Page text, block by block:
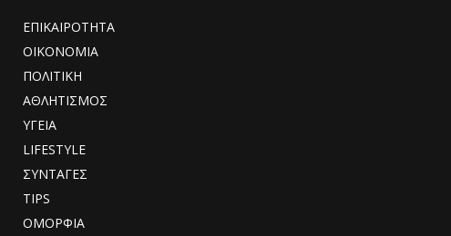
ΕΠΙΚΑΙΡΟΤΗΤΑ
ΟΙΚΟΝΟΜΙΑ
ΠΟΛΙΤΙΚΗ
ΑΘΛΗΤΙΣΜΟΣ
ΥΓΕΙΑ
LIFESTYLE
ΣΥΝΤΑΓΕΣ
TIPS
ΟΜΟΡΦΙΑ